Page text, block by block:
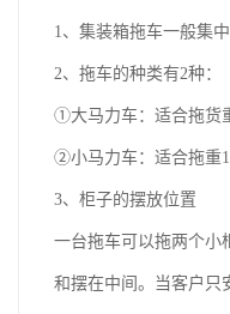
1、集装箱拖车一般集
2、拖车的种类有2种：
①大马力车：适合拖货
②小马力车：适合拖重
3、柜子的摆放位置
一台拖车可以拖两个小
和摆在中间。当客户只